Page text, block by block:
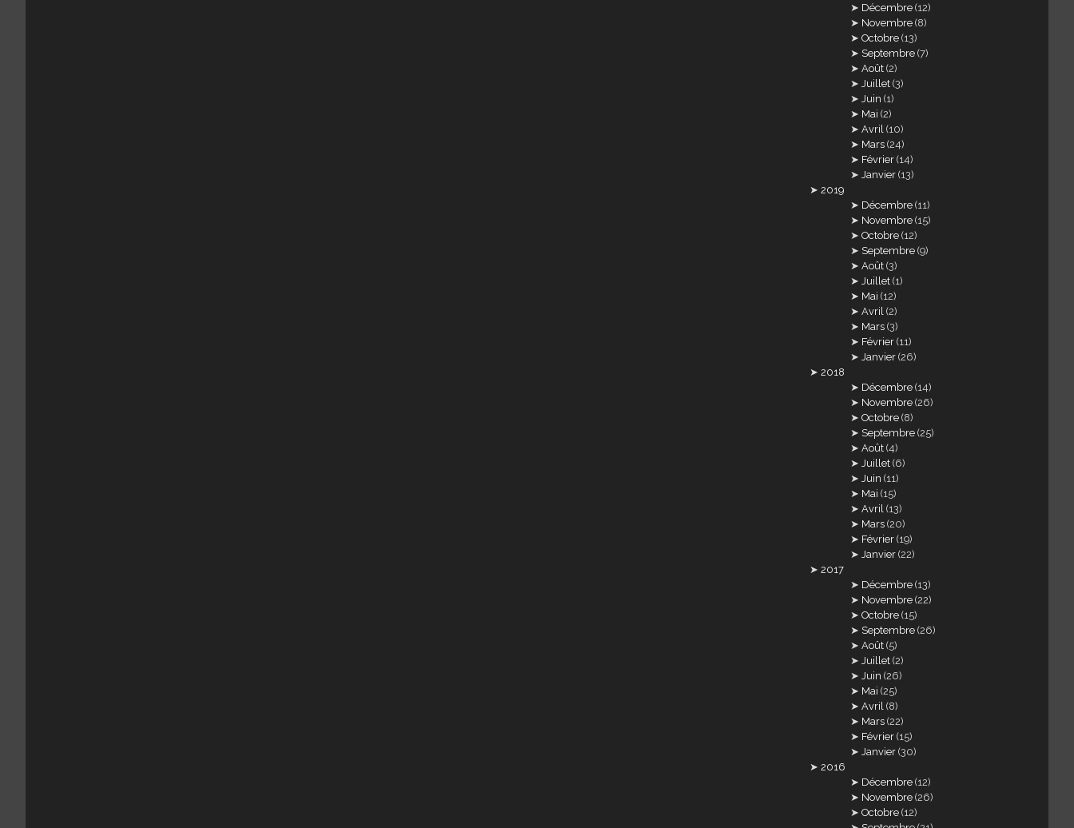
Décembre (12)
Novembre (8)
Octobre (13)
Septembre (7)
Août (2)
Juillet (3)
Juin (1)
Mai (2)
Avril (10)
Mars (24)
Février (14)
Janvier (13)
2019
Décembre (11)
Novembre (15)
Octobre (12)
Septembre (9)
Août (3)
Juillet (1)
Mai (12)
Avril (2)
Mars (3)
Février (11)
Janvier (26)
2018
Décembre (14)
Novembre (26)
Octobre (8)
Septembre (25)
Août (4)
Juillet (6)
Juin (11)
Mai (15)
Avril (13)
Mars (20)
Février (19)
Janvier (22)
2017
Décembre (13)
Novembre (22)
Octobre (15)
Septembre (26)
Août (5)
Juillet (2)
Juin (26)
Mai (25)
Avril (8)
Mars (22)
Février (15)
Janvier (30)
2016
Décembre (12)
Novembre (26)
Octobre (12)